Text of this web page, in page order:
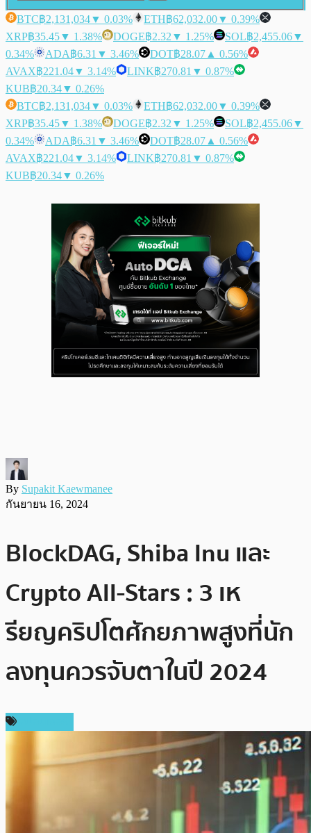
BTC฿2,131,034▼ 0.03% ETH฿62,032.00▼ 0.39%
XRP฿35.45▼ 1.38% DOGE฿2.32 ▼ 1.25% SOL฿2,455.06▼
0.34%
ADA฿6.31 ▼ 3.46% DOT฿28.07 ▲ 0.56%
AVAX฿221.04▼ 3.14% LINK฿270.81 ▼ 0.87%
KUB฿20.34▼ 0.26%
BTC฿2,131,034▼ 0.03% ETH฿62,032.00▼ 0.39%
XRP฿35.45▼ 1.38% DOGE฿2.32 ▼ 1.25% SOL฿2,455.06▼
0.34%
ADA฿6.31 ▼ 3.46% DOT฿28.07 ▲ 0.56%
AVAX฿221.04▼ 3.14% LINK฿270.81 ▼ 0.87%
KUB฿20.34▼ 0.26%
By Supakit Kaewmanee
กันยายน 16, 2024
BlockDAG, Shiba Inu และ
Crypto All-Stars : 3 เห
รียญคริปโตศักยภาพสูงที่นัก
ลงทุนควรจับตาในปี 2024